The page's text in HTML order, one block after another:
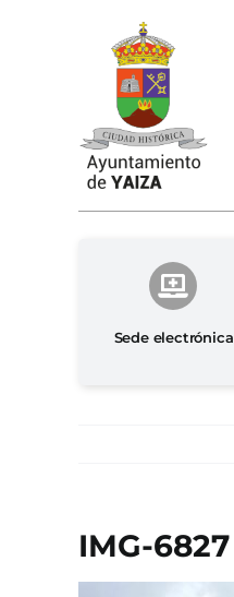
Sede electrónica
IMG-6827